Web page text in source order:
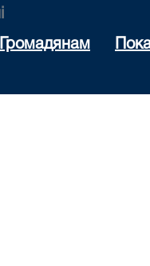
Громадянам